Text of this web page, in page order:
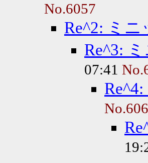
No.6057
Re^2: ミ
Re^3:
07:41